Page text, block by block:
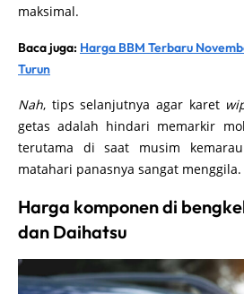
maksimal.
Baca juga: Harga BBM Terbaru
Turun
Nah, tips selanjutnya agar karet
getas adalah hindari memarkir
terutama di saat musim
matahari panasnya sangat menggila.
Harga komponen di
dan Daihatsu